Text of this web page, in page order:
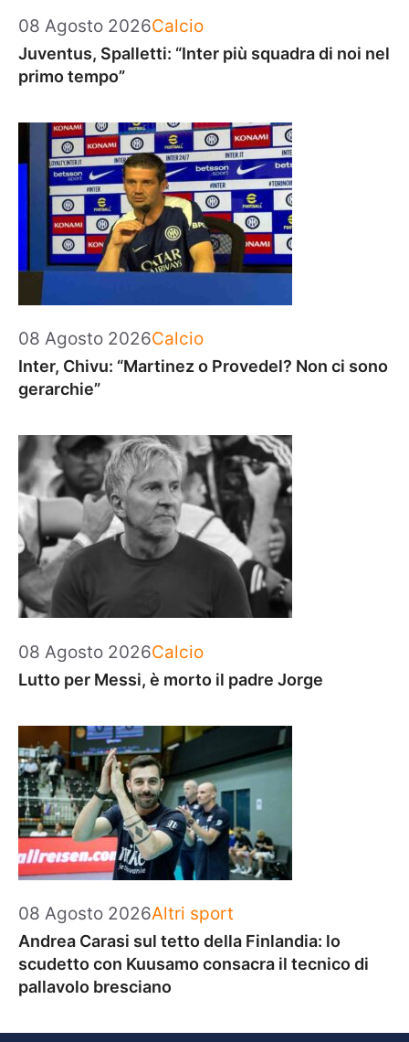
08 Agosto 2026Categorie
Calcio
Juventus, Spalletti: “Inter più squadra di noi nel
primo tempo”
08 Agosto 2026Categorie
Calcio
Inter, Chivu: “Martinez o Provedel? Non ci sono
gerarchie”
08 Agosto 2026Categorie
Calcio
Lutto per Messi, è morto il padre Jorge
08 Agosto 2026Categorie
Altri sport
Andrea Carasi sul tetto della Finlandia: lo
scudetto con Kuusamo consacra il tecnico di
pallavolo bresciano